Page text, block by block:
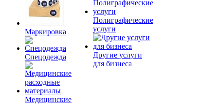
Маркировка
Спецодежда
Медицинские
Полиграфические
услуги
Другие услуги
для бизнеса